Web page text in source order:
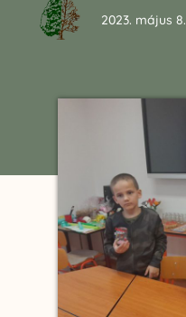
2023. május 8.